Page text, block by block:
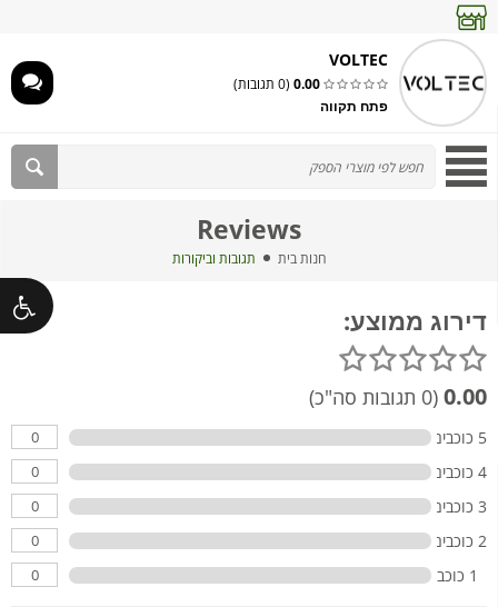
VOLTEC
0.00 (0 תגובות)
פתח תקווה
Reviews
חנות בית תגובות וביקורות
דירוג ממוצע:
0.00 (0 תגובות סה"כ)
5 כוכבים 0
4 כוכבים 0
3 כוכבים 0
2 כוכבים 0
1 כוכב 0